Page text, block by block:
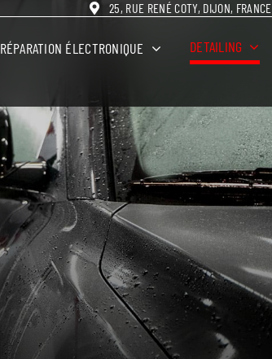
25, RUE RENÉ COTY, DIJON, FRANCE
RÉPARATION ÉLECTRONIQUE DETAILING